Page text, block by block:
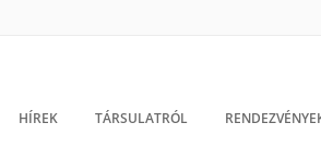
HÍREK TÁRSULATRÓL